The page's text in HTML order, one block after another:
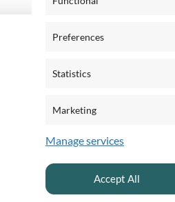
Preferences
Statistics
Marketing
Manage services
Accept All